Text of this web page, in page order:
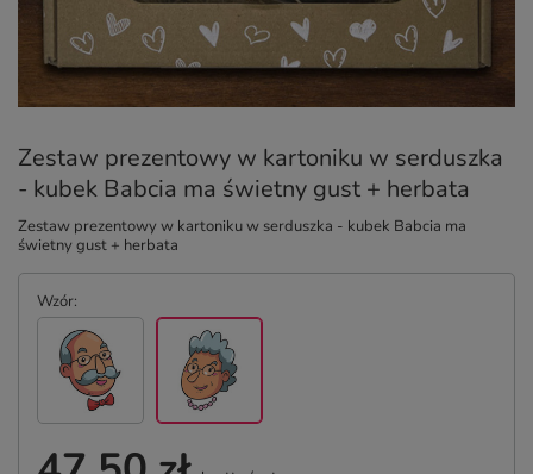
Zestaw prezentowy w kartoniku w serduszka
- kubek Babcia ma świetny gust + herbata
Zestaw prezentowy w kartoniku w serduszka - kubek Babcia ma
świetny gust + herbata
Wzór